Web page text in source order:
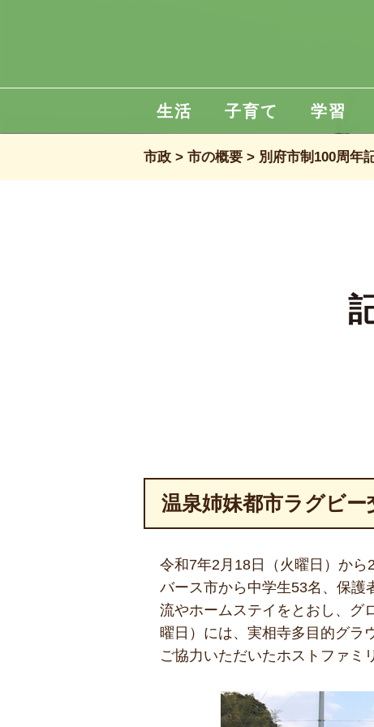
生活 子育て 学習
市政 市の概要 別府市制100周年
温泉姉妹都市ラグビー
令和7年2月18日（火曜日）から
バース市から中学生53名、保護
流やホームステイをとおし、グ
曜日）には、実相寺多目的グラ
ご協力いただいたホストファミ